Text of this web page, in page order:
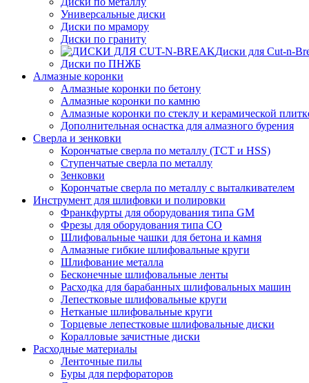
Универсальные диски
Диски по мрамору
Диски по граниту
Диски для Cut-n-
Диски по ПНЖБ
Алмазные коронки
Алмазные коронки по бетону
Алмазные коронки по камню
Алмазные коронки по стеклу и керамической
Дополнительная оснастка для алмазного бурения
Сверла и зенковки
Корончатые сверла по металлу (TCT и HSS)
Ступенчатые сверла по металлу
Зенковки
Корончатые сверла по металлу c выталкивателем
Инструмент для шлифовки и полировки
Франкфурты для оборудования типа GM
Фрезы для оборудования типа СО
Шлифовальные чашки для бетона и камня
Алмазные гибкие шлифовальные круги
Шлифование металла
Бесконечные шлифовальные ленты
Расходка для барабанных шлифовальных машин
Лепестковые шлифовальные круги
Нетканые шлифовальные круги
Торцевые лепестковые шлифовальные диски
Коралловые зачистные диски
Расходные материалы
Ленточные пилы
Буры для перфораторов